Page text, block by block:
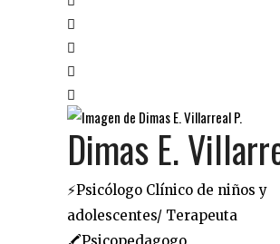
Dimas E.
⚡️Psicólogo Clínico de niños y
adolescentes/ Terapeuta